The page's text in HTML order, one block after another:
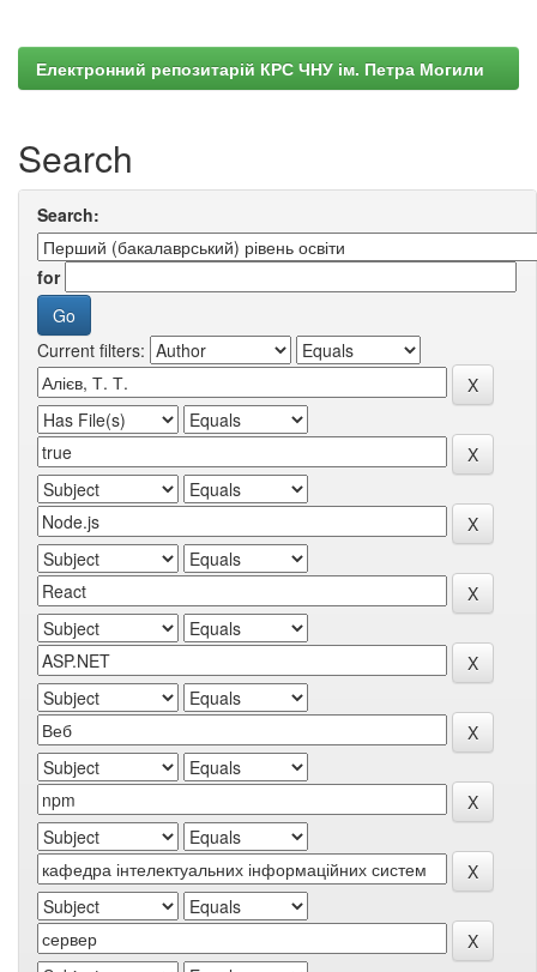
Електронний репозитарій КРС ЧНУ ім. Петра Могили
Search
Search:
for
Current filters: